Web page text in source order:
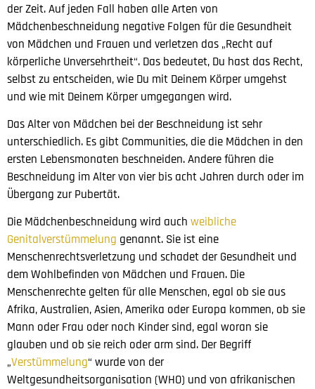
der Zeit. Auf jeden Fall haben alle Arten von
Mädchenbeschneidung negative Folgen für die Gesundheit
von Mädchen und Frauen und verletzen das „Recht auf
körperliche Unversehrtheit“. Das bedeutet, Du hast das Recht,
selbst zu entscheiden, wie Du mit Deinem Körper umgehst
und wie mit Deinem Körper umgegangen wird.
Das Alter von Mädchen bei der Beschneidung ist sehr
unterschiedlich. Es gibt Communities, die die Mädchen in den
ersten Lebensmonaten beschneiden. Andere führen die
Beschneidung im Alter von vier bis acht Jahren durch oder im
Übergang zur Pubertät.
Die Mädchenbeschneidung wird auch weibliche
Genitalverstümmelung genannt. Sie ist eine
Menschenrechtsverletzung und schadet der Gesundheit und
dem Wohlbefinden von Mädchen und Frauen. Die
Menschenrechte gelten für alle Menschen, egal ob sie aus
Afrika, Australien, Asien, Amerika oder Europa kommen, ob sie
Mann oder Frau oder noch Kinder sind, egal woran sie
glauben und ob sie reich oder arm sind. Der Begriff
„Verstümmelung“ wurde von der
Weltgesundheitsorganisation (WHO) und von afrikanischen